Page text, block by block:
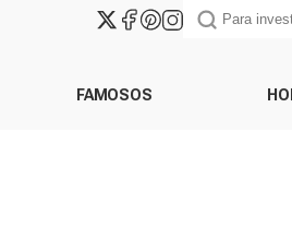
FAMOSOS